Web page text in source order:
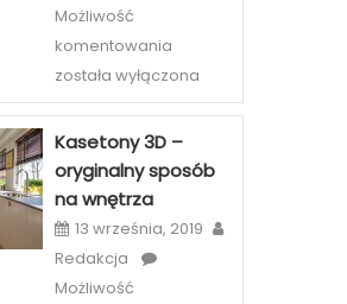
Możliwość
komentowania
–
sposób
uśmiech
Szczecinie
została wyłączona
Kasetony 3D –
oryginalny sposób
na wnętrza
13 września, 2019
Redakcja
Możliwość